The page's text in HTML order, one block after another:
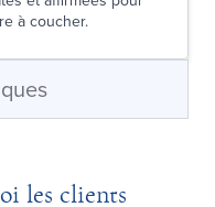
à coucher.
les clients